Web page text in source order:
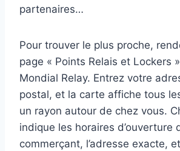
partenaires…
Pour trouver le plus proche,
page « Points Relais et Lockers
Mondial Relay. Entrez votre
postal, et la carte affiche tous
un rayon autour de chez vous.
indique les horaires d’ouverture
commerçant, l’adresse exacte,